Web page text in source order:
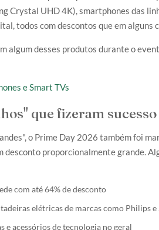
Crystal UHD 4K), smartphones das
todos com descontos que em alguns
algum desses produtos durante o
e Smart TVs
que fizeram sucesso
o Prime Day 2026 também foi
desconto proporcionalmente grande.
com até 64% de desconto
elétricas de marcas como Philips e
e acessórios de tecnologia no geral